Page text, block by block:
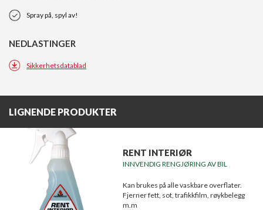
Spray på, spyl av!
NEDLASTINGER
Sikkerhetsdatablad
LIGNENDE PRODUKTER
RENT INTERIØR
INNVENDIG RENGJØRING AV BIL
Kan brukes på alle vaskbare overflater.
Fjerner fett, sot, trafikkfilm, røykbelegg
m.m